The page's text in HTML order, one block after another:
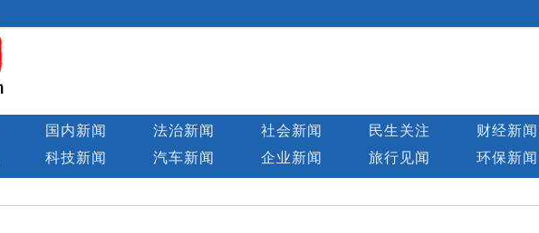
国内新闻 法治新闻 社会新闻 民生关注 财经新闻
科技新闻 汽车新闻 企业新闻 旅行见闻 环保新闻